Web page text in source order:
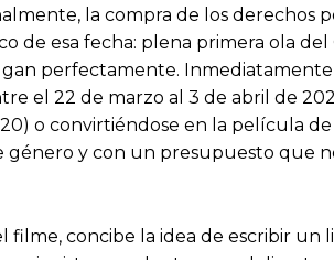
la compra de los derechos
esa fecha: plena primera ola del
perfectamente.
el 22 de marzo al 3 de abril de
o convirtiéndose en la película
y con un presupuesto que
filme, concibe la idea de escribir un